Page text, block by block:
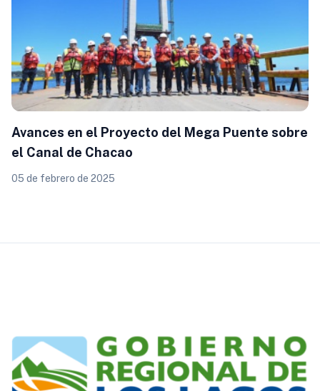
Avances en el Proyecto del Mega Puente sobre
el Canal de Chacao
05 de febrero de 2025